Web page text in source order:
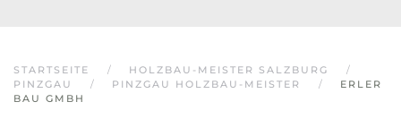
STARTSEITE
HOLZBAU-MEISTER SALZBURG
PINZGAU
PINZGAU HOLZBAU-MEISTER
ERLER
BAU GMBH